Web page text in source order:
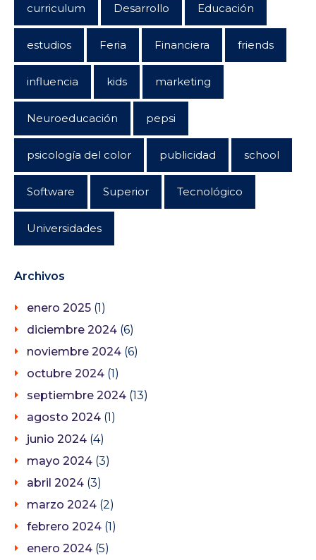
curriculum Desarrollo Educación
estudios Feria Financiera friends
influencia kids marketing
Neuroeducación pepsi
psicología del color publicidad school
Software Superior Tecnológico
Universidades
Archivos
enero 2025 (1)
diciembre 2024 (6)
noviembre 2024 (6)
octubre 2024 (1)
septiembre 2024 (13)
agosto 2024 (1)
junio 2024 (4)
mayo 2024 (3)
abril 2024 (3)
marzo 2024 (2)
febrero 2024 (1)
enero 2024 (5)